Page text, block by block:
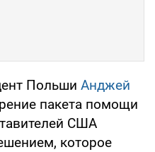
Польши Анджей
пакета помощи
США
которое